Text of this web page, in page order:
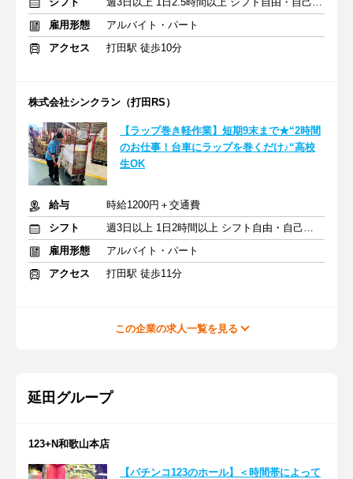
雇用形態
アルバイト・パート
アクセス
打田駅 徒歩10分
株式会社シンクラン（打田RS）
【ラップ巻き軽作業】短期9末まで★“2時間
のお仕事！台車にラップを巻くだけ♪“高校
生OK
給与
時給1200円＋交通費
シフト
週3日以上 1日2時間以上 シフト自由・自己申告
雇用形態
アルバイト・パート
アクセス
打田駅 徒歩11分
この企業の求人一覧を見る
延田グループ
123+N和歌山本店
【パチンコ123のホール】＜時間帯によって